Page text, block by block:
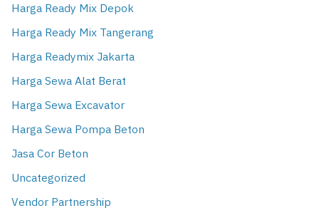
Harga Ready Mix Depok
Harga Ready Mix Tangerang
Harga Readymix Jakarta
Harga Sewa Alat Berat
Harga Sewa Excavator
Harga Sewa Pompa Beton
Jasa Cor Beton
Uncategorized
Vendor Partnership